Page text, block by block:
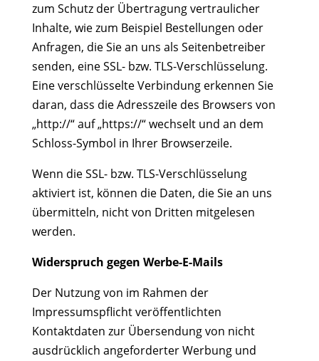
zum Schutz der Übertragung vertraulicher
Inhalte, wie zum Beispiel Bestellungen oder
Anfragen, die Sie an uns als Seitenbetreiber
senden, eine SSL- bzw. TLS-Verschlüsselung.
Eine verschlüsselte Verbindung erkennen Sie
daran, dass die Adresszeile des Browsers von
„http://“ auf „https://“ wechselt und an dem
Schloss-Symbol in Ihrer Browserzeile.
Wenn die SSL- bzw. TLS-Verschlüsselung
aktiviert ist, können die Daten, die Sie an uns
übermitteln, nicht von Dritten mitgelesen
werden.
Widerspruch gegen Werbe-E-Mails
Der Nutzung von im Rahmen der
Impressumspflicht veröffentlichten
Kontaktdaten zur Übersendung von nicht
ausdrücklich angeforderter Werbung und